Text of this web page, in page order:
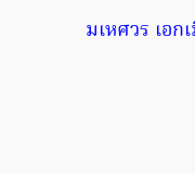
มเหศวร เอ